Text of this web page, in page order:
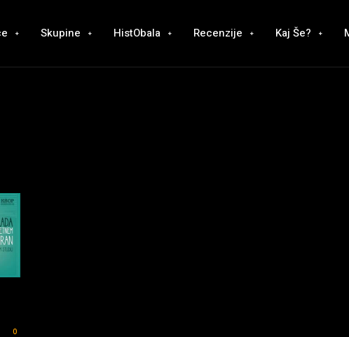
Skupine HistObala Recenzije Kaj Še?
0